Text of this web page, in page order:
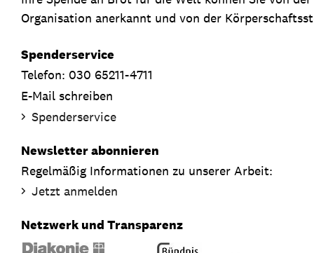
Organisation anerkannt und von der
Spenderservice
Telefon: 030 65211-4711
E-Mail schreiben
Spenderservice
Newsletter abonnieren
Regelmäßig Informationen zu unserer Arbeit:
Jetzt anmelden
Netzwerk und Transparenz